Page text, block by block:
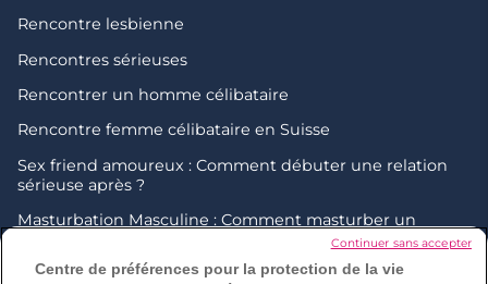
Rencontre lesbienne
Rencontres sérieuses
Rencontrer un homme célibataire
Rencontre femme célibataire en Suisse
Sex friend amoureux : Comment débuter une relation
sérieuse après ?
Masturbation Masculine : Comment masturber un
Comment faire pour rencontrer de nouvelles personnes
Centre de préférences pour la protection de la vie
Continuer sans accepter